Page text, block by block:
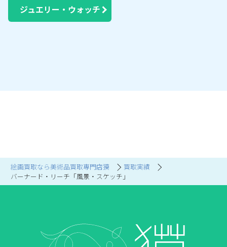
絵画買取なら美術品買取専門店獏
買取実績
バーナード・リーチ「風景・スケッチ」
ジュエリー・ウォッチ